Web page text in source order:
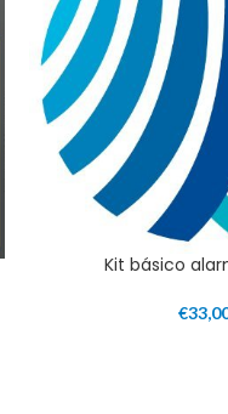
Kit básico
€